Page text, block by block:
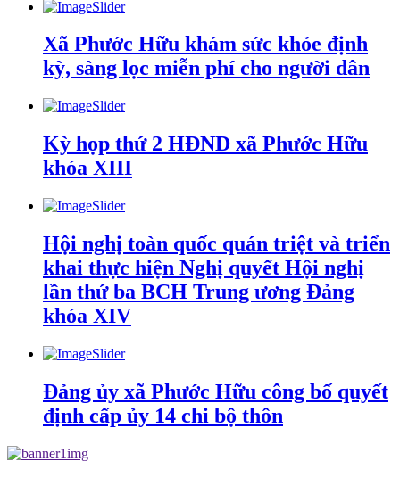
Xã Phước Hữu khám sức khỏe định
kỳ, sàng lọc miễn phí cho người dân
Kỳ họp thứ 2 HĐND xã Phước Hữu
khóa XIII
Hội nghị toàn quốc quán triệt và triển
khai thực hiện Nghị quyết Hội nghị
lần thứ ba BCH Trung ương Đảng
khóa XIV
Đảng ủy xã Phước Hữu công bố quyết
định cấp ủy 14 chi bộ thôn